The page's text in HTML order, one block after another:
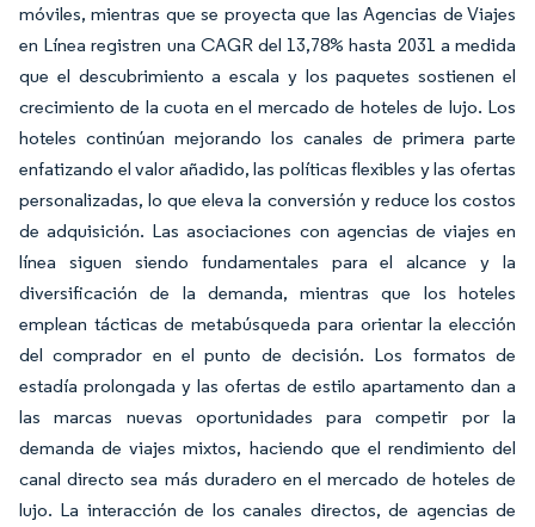
móviles, mientras que se proyecta que las Agencias de Viajes
en Línea registren una CAGR del 13,78% hasta 2031 a medida
que el descubrimiento a escala y los paquetes sostienen el
crecimiento de la cuota en el mercado de hoteles de lujo. Los
hoteles continúan mejorando los canales de primera parte
enfatizando el valor añadido, las políticas flexibles y las ofertas
personalizadas, lo que eleva la conversión y reduce los costos
de adquisición. Las asociaciones con agencias de viajes en
línea siguen siendo fundamentales para el alcance y la
diversificación de la demanda, mientras que los hoteles
emplean tácticas de metabúsqueda para orientar la elección
del comprador en el punto de decisión. Los formatos de
estadía prolongada y las ofertas de estilo apartamento dan a
las marcas nuevas oportunidades para competir por la
demanda de viajes mixtos, haciendo que el rendimiento del
canal directo sea más duradero en el mercado de hoteles de
lujo. La interacción de los canales directos, de agencias de